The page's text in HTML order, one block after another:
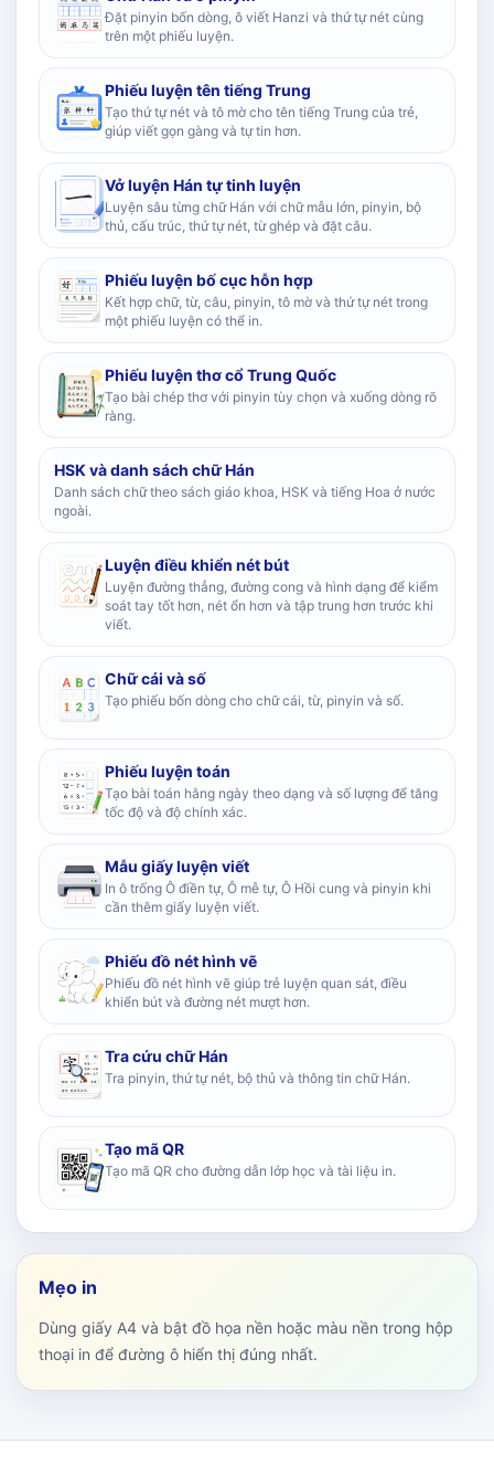
Đặt pinyin bốn dòng, ô viết Hanzi và thứ tự nét cùng
trên một phiếu luyện.
Phiếu luyện tên tiếng Trung
Tạo thứ tự nét và tô mờ cho tên tiếng Trung của trẻ,
giúp viết gọn gàng và tự tin hơn.
Vở luyện Hán tự tinh luyện
Luyện sâu từng chữ Hán với chữ mẫu lớn, pinyin, bộ
thủ, cấu trúc, thứ tự nét, từ ghép và đặt câu.
Phiếu luyện bố cục hỗn hợp
Kết hợp chữ, từ, câu, pinyin, tô mờ và thứ tự nét trong
một phiếu luyện có thể in.
Phiếu luyện thơ cổ Trung Quốc
Tạo bài chép thơ với pinyin tùy chọn và xuống dòng rõ
ràng.
HSK và danh sách chữ Hán
Danh sách chữ theo sách giáo khoa, HSK và tiếng Hoa ở nước
ngoài.
Luyện điều khiển nét bút
Luyện đường thẳng, đường cong và hình dạng để kiểm
soát tay tốt hơn, nét ổn hơn và tập trung hơn trước khi
viết.
Chữ cái và số
Tạo phiếu bốn dòng cho chữ cái, từ, pinyin và số.
Phiếu luyện toán
Tạo bài toán hằng ngày theo dạng và số lượng để tăng
tốc độ và độ chính xác.
Mẫu giấy luyện viết
In ô trống Ô điền tự, Ô mễ tự, Ô Hồi cung và pinyin khi
cần thêm giấy luyện viết.
Phiếu đồ nét hình vẽ
Phiếu đồ nét hình vẽ giúp trẻ luyện quan sát, điều
khiển bút và đường nét mượt hơn.
Tra cứu chữ Hán
Tra pinyin, thứ tự nét, bộ thủ và thông tin chữ Hán.
Tạo mã QR
Tạo mã QR cho đường dẫn lớp học và tài liệu in.
Mẹo in
Dùng giấy A4 và bật đồ họa nền hoặc màu nền trong hộp
thoại in để đường ô hiển thị đúng nhất.